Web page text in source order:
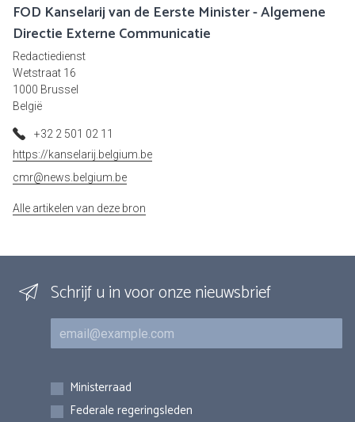
FOD Kanselarij van de Eerste Minister - Algemene
Directie Externe Communicatie
Redactiedienst
Wetstraat 16
1000 Brussel
België
+32 2 501 02 11
https://kanselarij.belgium.be
cmr@news.belgium.be
Alle artikelen van deze bron
Schrijf u in voor onze nieuwsbrief
E-mail
Inschrijvingen
Ministerraad
Federale regeringsleden